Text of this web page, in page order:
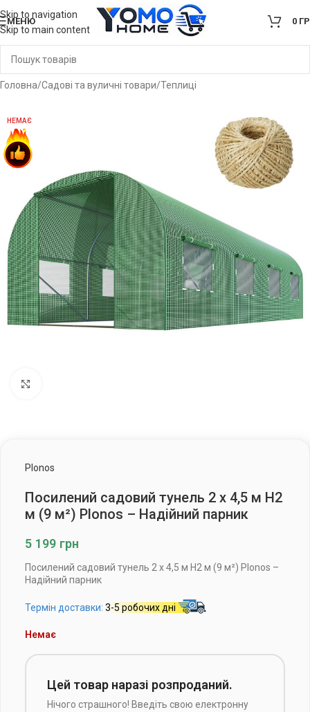
Skip to navigation
Skip to main content
МЕНЮ 0
Головна/Садові та вуличні товари/Теплиці
НЕМАЄ
Plonos
Посилений садовий тунель 2 x 4,5 м H2
м (9 м²) Plonos – Надійний парник
5 199 грн
Посилений садовий тунель 2 x 4,5 м H2 м (9 м²) Plonos –
Надійний парник
Термін доставки: 3-5 робочих дні
Немає
Цей товар наразі розпроданий.
Нічого страшного! Введіть свою електронну